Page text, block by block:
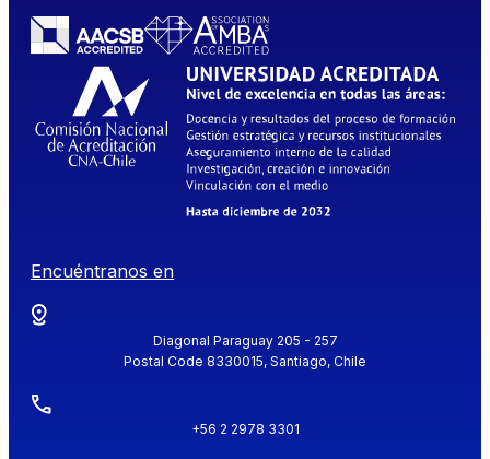
Encuéntranos en
Diagonal Paraguay 205 - 257
Postal Code 8330015, Santiago, Chile
+56 2 2978 3301